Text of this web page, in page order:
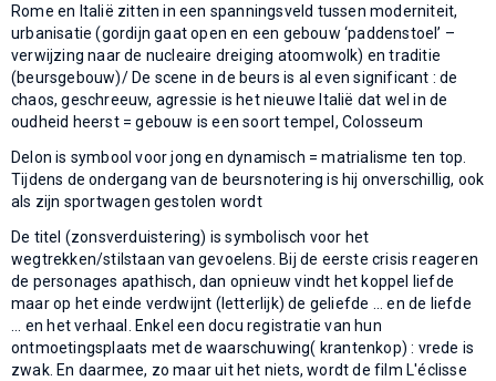
Rome en Italië zitten in een spanningsveld tussen moderniteit,
urbanisatie (gordijn gaat open en een gebouw ‘paddenstoel’ –
verwijzing naar de nucleaire dreiging atoomwolk) en traditie
(beursgebouw)/ De scene in de beurs is al even significant : de
chaos, geschreeuw, agressie is het nieuwe Italië dat wel in de
oudheid heerst = gebouw is een soort tempel, Colosseum
Delon is symbool voor jong en dynamisch = matrialisme ten top.
Tijdens de ondergang van de beursnotering is hij onverschillig, ook
als zijn sportwagen gestolen wordt
De titel (zonsverduistering) is symbolisch voor het
wegtrekken/stilstaan van gevoelens. Bij de eerste crisis reageren
de personages apathisch, dan opnieuw vindt het koppel liefde
maar op het einde verdwijnt (letterlijk) de geliefde ... en de liefde
... en het verhaal. Enkel een docu registratie van hun
ontmoetingsplaats met de waarschuwing( krantenkop) : vrede is
zwak. En daarmee, zo maar uit het niets, wordt de film L'éclisse